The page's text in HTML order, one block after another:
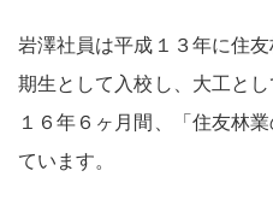
岩澤社員は平成１３年に住
期生として入校し、大工と
１６年６ヶ月間、「住友林
ています。